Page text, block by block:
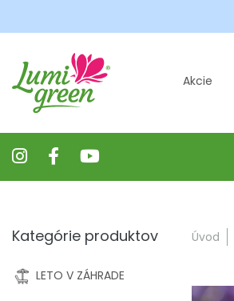
Akcie
Úvod
Kategórie produktov
LETO V ZÁHRADE